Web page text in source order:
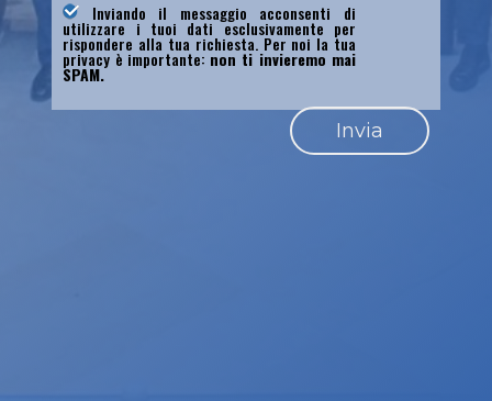
Inviando il messaggio acconsenti di
utilizzare i tuoi dati esclusivamente per
rispondere alla tua richiesta. Per noi la tua
privacy è importante: non ti invieremo mai
SPAM.